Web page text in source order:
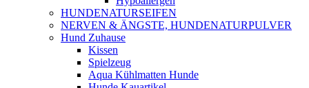
HUNDENATURSEIFEN
NERVEN & ÄNGSTE, HUNDENATURPULVER
Hund Zuhause
Kissen
Spielzeug
Aqua Kühlmatten Hunde